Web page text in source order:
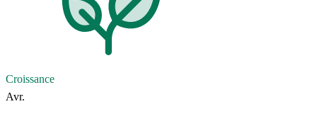
Croissance
Avr.